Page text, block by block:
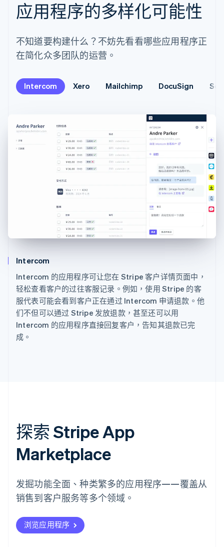
应用程序的多样化可能性
不知道要构建什么？不妨先看看哪些应用程序正
在简化众多团队的运营。
Intercom Xero Mailchimp DocuSign
Intercom
Intercom 的应用程序可让您在 Stripe 客户详情页面中，
轻松查看客户的过往客服记录。例如，使用 Stripe 的客
服代表可能会看到客户正在通过 Intercom 申请退款。他
们不但可以通过 Stripe 发放退款，甚至还可以用
Intercom 的应用程序直接回复客户，告知其退款已完
成。
探索 Stripe App
Marketplace
发掘功能全面、种类繁多的应用程序——覆盖从
销售到客户服务等多个领域。
浏览应用程序